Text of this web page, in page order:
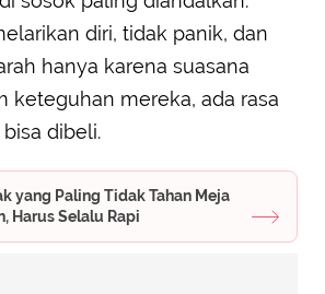
diri, tidak panik, dan
hanya karena suasana
keteguhan mereka, ada rasa
dibeli.
yang Paling Tidak Tahan Meja
Harus Selalu Rapi